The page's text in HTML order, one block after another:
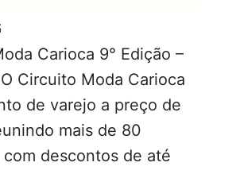
Carioca 9° Edição –
Circuito Moda Carioca
de varejo a preço de
mais de 80
com descontos de até